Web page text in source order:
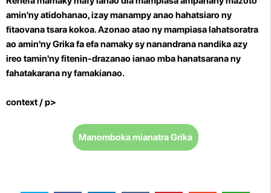
amin'ny atidohanao, izay manampy anao hahatsiaro ny
fitaovana tsara kokoa. Azonao atao ny mampiasa lahatsoratra
ao amin'ny Grika fa efa namaky sy nanandrana nandika azy
ireo tamin'ny fitenin-drazanao ianao mba hanatsarana ny
fahatakarana ny famakianao.
context / p>
Manomboka mianatra Grika